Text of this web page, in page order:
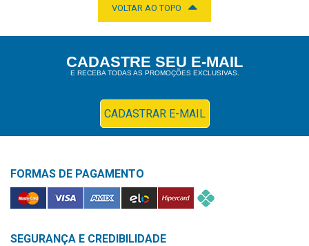
e
Monitores
Socorros
VOLTAR AO TOPO
CADASTRE SEU E-MAIL
E RECEBA TODAS AS PROMOÇÕES EXCLUSIVAS.
CADASTRAR E-MAIL
FORMAS DE PAGAMENTO
SEGURANÇA E CREDIBILIDADE